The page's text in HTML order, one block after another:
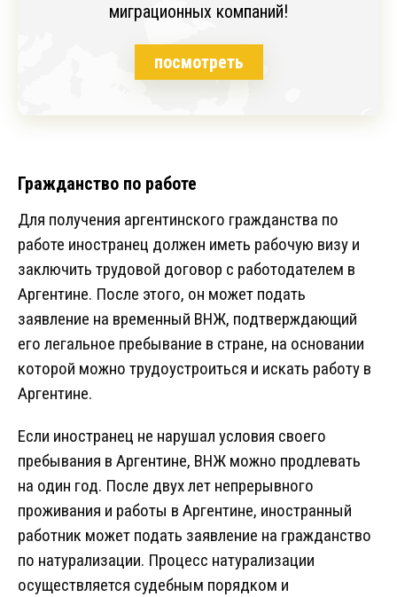
миграционных компаний!
посмотреть
Гражданство по работе
Для получения аргентинского гражданства по
работе иностранец должен иметь рабочую визу и
заключить трудовой договор с работодателем в
Аргентине. После этого, он может подать
заявление на временный ВНЖ, подтверждающий
его легальное пребывание в стране, на основании
которой можно трудоустроиться и искать работу в
Аргентине.
Если иностранец не нарушал условия своего
пребывания в Аргентине, ВНЖ можно продлевать
на один год. После двух лет непрерывного
проживания и работы в Аргентине, иностранный
работник может подать заявление на гражданство
по натурализации. Процесс натурализации
осуществляется судебным порядком и